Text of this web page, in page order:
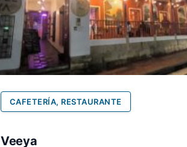
CAFETERÍA, RESTAURANTE
Veeya